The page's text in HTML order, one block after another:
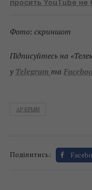
просить YouTube не
Фото: скриншот
Підписуйтесь на
у Telegram та
АР КРЫМ
Поділитись: